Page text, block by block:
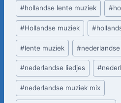
#hollandse lente muziek #
#Hollandse muziek #
#lente muziek #
#nederlandse liedjes #
#nederlandse muziek mix